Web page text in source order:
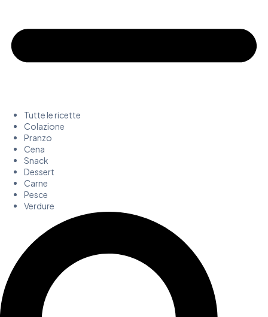
Tutte le ricette
Colazione
Pranzo
Cena
Snack
Dessert
Carne
Pesce
Verdure